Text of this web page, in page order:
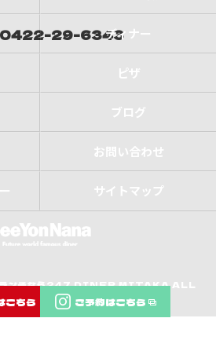
0422-29-6343
こちら ご予約はこちら
ディナー
ピザ
ブログ
お問い合わせ
サイトマップ
ランチなら247 DINER MITAKA ALL
RESERVED.